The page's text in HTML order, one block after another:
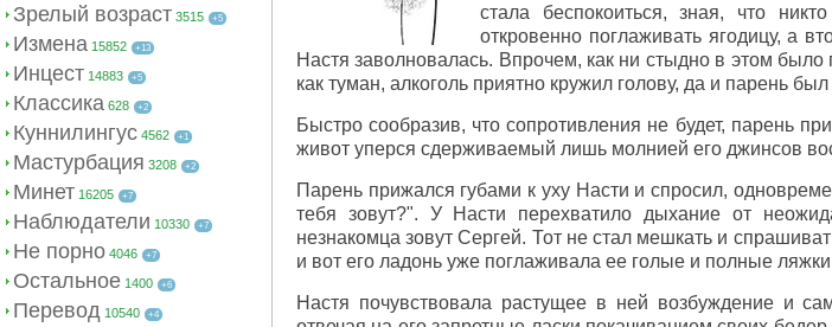
Зрелый возраст 3515 +5
Измена 15852 +13
Инцест 14883 +5
Классика 628 +2
Куннилингус 4562 +1
Мастурбация 3208 +2
Минет 16205 +7
Наблюдатели 10330 +7
Не порно 4046 +7
Остальное 1400 +6
Перевод 10540 +4
стала беспокоиться, зная, что
откровенно поглаживать ягодицу, а
Настя заволновалась. Впрочем, как ни стыдно в этом
как туман, алкоголь приятно кружил голову, да и парень
Быстро сообразив, что сопротивления не будет, парень
живот уперся сдерживаемый лишь молнией его джинсов
Парень прижался губами к уху Насти и спросил,
тебя зовут?". У Насти перехватило дыхание от
незнакомца зовут Сергей. Тот не стал мешкать и
и вот его ладонь уже поглаживала ее голые и полные
Настя почувствовала растущее в ней возбуждение и